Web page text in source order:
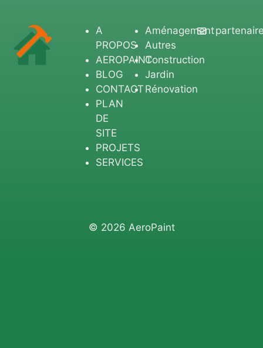
A
PROPOS
AEROPAINT
BLOG
CONTACT
PLAN
DE
SITE
PROJETS
SERVICES
Aménagement
Autres
Construction
Jardin
Rénovation
© 2026 AeroPaint